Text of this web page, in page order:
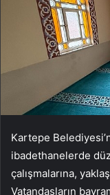
Kartepe
ibadethanelerde
çalışmalarına,
Vatandaşların